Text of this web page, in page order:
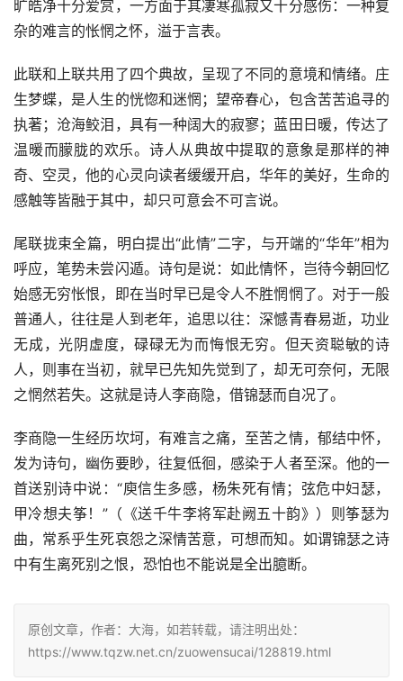
旷皓净十分爱赏，一方面于其凄寒孤寂又十分感伤：一种复
杂的难言的怅惘之怀，溢于言表。
此联和上联共用了四个典故，呈现了不同的意境和情绪。庄
生梦蝶，是人生的恍惚和迷惘；望帝春心，包含苦苦追寻的
执著；沧海鲛泪，具有一种阔大的寂寥；蓝田日暖，传达了
温暖而朦胧的欢乐。诗人从典故中提取的意象是那样的神
奇、空灵，他的心灵向读者缓缓开启，华年的美好，生命的
感触等皆融于其中，却只可意会不可言说。
尾联拢束全篇，明白提出“此情”二字，与开端的“华年”相为
呼应，笔势未尝闪遁。诗句是说：如此情怀，岂待今朝回忆
始感无穷怅恨，即在当时早已是令人不胜惘惘了。对于一般
普通人，往往是人到老年，追思以往：深憾青春易逝，功业
无成，光阴虚度，碌碌无为而悔恨无穷。但天资聪敏的诗
人，则事在当初，就早已先知先觉到了，却无可奈何，无限
之惘然若失。这就是诗人李商隐，借锦瑟而自况了。
李商隐一生经历坎坷，有难言之痛，至苦之情，郁结中怀，
发为诗句，幽伤要眇，往复低徊，感染于人者至深。他的一
首送别诗中说：“庾信生多感，杨朱死有情；弦危中妇瑟，
甲冷想夫筝！”（《送千牛李将军赴阙五十韵》）则筝瑟为
曲，常系乎生死哀怨之深情苦意，可想而知。如谓锦瑟之诗
中有生离死别之恨，恐怕也不能说是全出臆断。
原创文章，作者：大海，如若转载，请注明出处：
https://www.tqzw.net.cn/zuowensucai/128819.html